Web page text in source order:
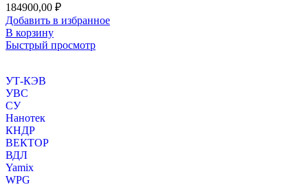
184900,00 ₽
Добавить в избранное
В корзину
Быстрый просмотр
УТ-КЭВ
УВС
СУ
Нанотек
КНДР
ВЕКТОР
ВДЛ
Yamix
WPG